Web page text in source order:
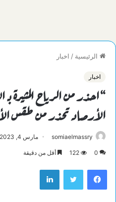
الرئيسية / اخبار
اخبار
“احذر من الرياح المثيرة
الأرصاد تحذر من طقس
somiaelmassry مارس 4, 2023
0
122 أقل من دقيقة
فيسبوك تويتر لينكدإن